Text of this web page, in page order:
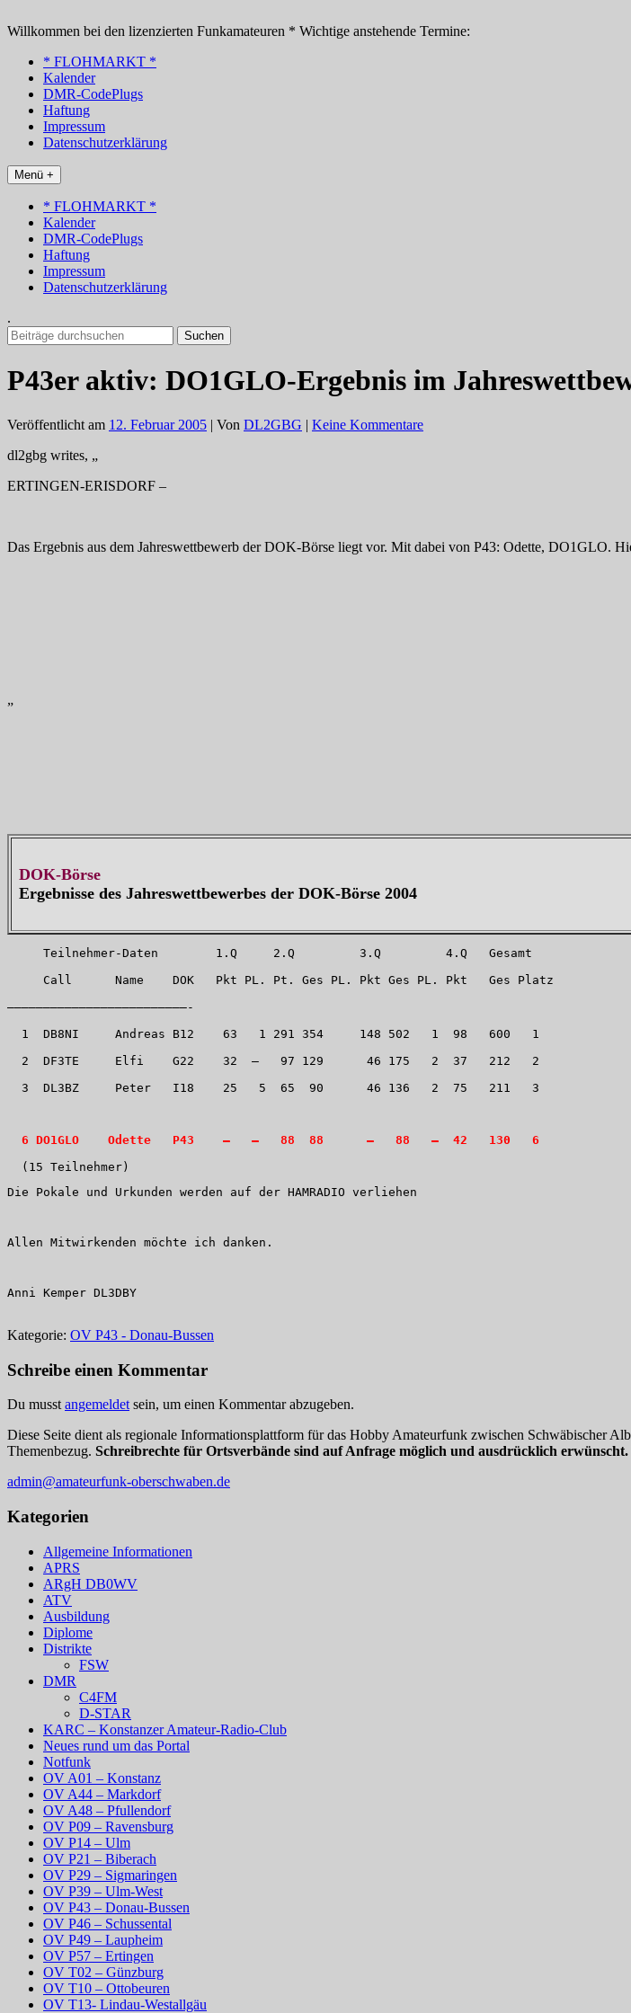
Inhalt
Willkommen bei den lizenzierten Funkamateuren * Wichtige anstehende Termine:
* FLOHMARKT *
Kalender
DMR-CodePlugs
Haftung
Impressum
Datenschutzerklärung
Menü +
* FLOHMARKT *
Kalender
DMR-CodePlugs
Haftung
Impressum
Datenschutzerklärung
.
Suchen
nach:
P43er aktiv: DO1GLO-Ergebnis im
Veröffentlicht am 12. Februar 2005 | Von DL2GBG | Keine Kommentare
dl2gbg writes, „
ERTINGEN-ERISDORF –
Das Ergebnis aus dem Jahreswettbewerb der DOK-Börse liegt vor. Mit dabei von P43: Odette, DO1GLO.
„
DOK-Börse
Ergebnisse des Jahreswettbewerbes der DOK-Börse 2004
     Teilnehmer-Daten        1.Q     2.Q         3.Q         4.Q   Gesamt
     Call      Name    DOK   Pkt PL. Pt. Ges PL. Pkt Ges PL. Pkt   Ges Platz
—————————————————————————-
  1  DB8NI     Andreas B12    63   1 291 354     148 502   1  98   600   1
  2  DF3TE     Elfi    G22    32  –   97 129      46 175   2  37   212   2
  3  DL3BZ     Peter   I18    25   5  65  90      46 136   2  75   211   3
6 DO1GLO    Odette   P43    –   –   88  88      –   88   –  42   130   6
  (15 Teilnehmer)
Die Pokale und Urkunden werden auf der HAMRADIO verliehen
Allen Mitwirkenden möchte ich danken.
Anni Kemper DL3DBY
Kategorie: OV P43 - Donau-Bussen
Schreibe einen Kommentar
Du musst angemeldet sein, um einen Kommentar abzugeben.
Diese Seite dient als regionale Informationsplattform für das Hobby Amateurfunk zwischen Schwäbischer
Themenbezug. Schreibrechte für Ortsverbände sind auf Anfrage möglich und ausdrücklich
admin@amateurfunk-oberschwaben.de
Kategorien
Allgemeine Informationen
APRS
ARgH DB0WV
ATV
Ausbildung
Diplome
Distrikte
FSW
DMR
C4FM
D-STAR
KARC – Konstanzer Amateur-Radio-Club
Neues rund um das Portal
Notfunk
OV A01 – Konstanz
OV A44 – Markdorf
OV A48 – Pfullendorf
OV P09 – Ravensburg
OV P14 – Ulm
OV P21 – Biberach
OV P29 – Sigmaringen
OV P39 – Ulm-West
OV P43 – Donau-Bussen
OV P46 – Schussental
OV P49 – Laupheim
OV P57 – Ertingen
OV T02 – Günzburg
OV T10 – Ottobeuren
OV T13- Lindau-Westallgäu